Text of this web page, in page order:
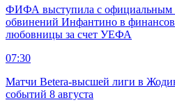
ФИФА выступила с официальным
обвинений Инфантино в
любовницы за счет УЕФА
07:30
Матчи Betera-высшей лиги в
событий 8 августа